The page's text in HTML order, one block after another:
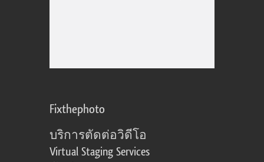
Fixthephoto
บริการตัดต่อวิดีโอ
Virtual Staging Services